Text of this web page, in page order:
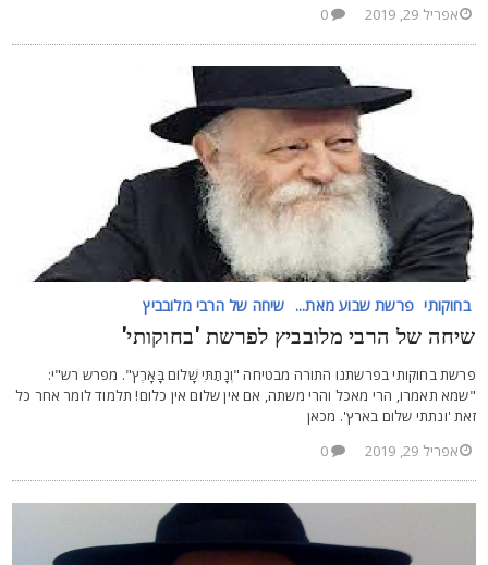
אפריל 29, 2019
0
בחוקותי פרשת שבוע מאת... שיחה של הרבי מלובביץ
של הרבי מלובביץ לפרשת 'בחוקותי'
בחוקותי בפרשתנו התורה מבטיחה "וְנָתַתִּי שָׁלוֹם בָּאָרֶץ". מפרש רש"י:
תאמרו, הרי מאכל והרי משתה, אם אין שלום אין כלום! תלמוד לומר אחר כל
'ונתתי שלום בארץ'. מכאן
אפריל 29, 2019
0